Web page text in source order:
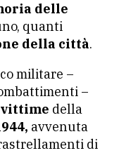
delle
quanti
della città.
militare –
–
della
avvenuta
di